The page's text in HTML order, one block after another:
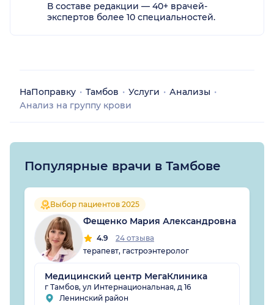
В составе редакции — 40+ врачей-
экспертов более 10 специальностей.
НаПоправку Тамбов Услуги
Анализы
Анализ на группу крови
Популярные врачи в Тамбове
Выбор пациентов 2025
Фещенко Мария Александровна
4.9
24 отзыва
терапевт, гастроэнтеролог
Медицинский центр МегаКлиника
г Тамбов, ул Интернациональная, д 16
Ленинский район